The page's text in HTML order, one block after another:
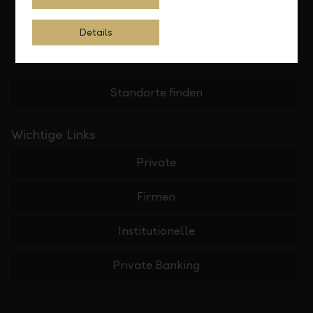
Standorte finden
Wichtige Links
Private
Firmen
Institutionelle
Private Banking
Details